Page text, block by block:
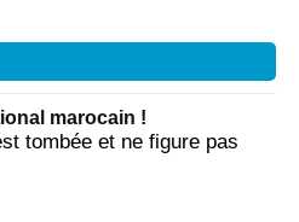
marocain !
tombée et ne figure pas